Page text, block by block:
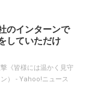
のインターンで
していただけ
《皆様には温かく見守
） - Yahoo!ニュース